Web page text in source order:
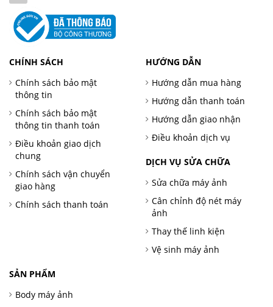
CHÍNH SÁCH
Chính sách bảo mật
thông tin
Chính sách bảo mật
thông tin thanh toán
Điều khoản giao dịch
chung
Chính sách vận chuyển
giao hàng
Chính sách thanh toán
HƯỚNG DẪN
Hướng dẫn mua hàng
Hướng dẫn thanh toán
Hướng dẫn giao nhận
Điều khoản dịch vụ
DỊCH VỤ SỬA CHỮA
Sửa chữa máy ảnh
Cân chỉnh độ nét máy
ảnh
Thay thế linh kiện
Vệ sinh máy ảnh
SẢN PHẨM
Body máy ảnh